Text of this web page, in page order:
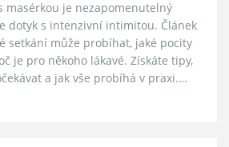
masérkou je nezapomenutelný
dotyk s intenzivní intimitou. Článek
setkání může probíhat, jaké pocity
je pro někoho lákavé. Získáte tipy,
a jak vše probíhá v praxi.
fakta, rady a odpovědi na časté